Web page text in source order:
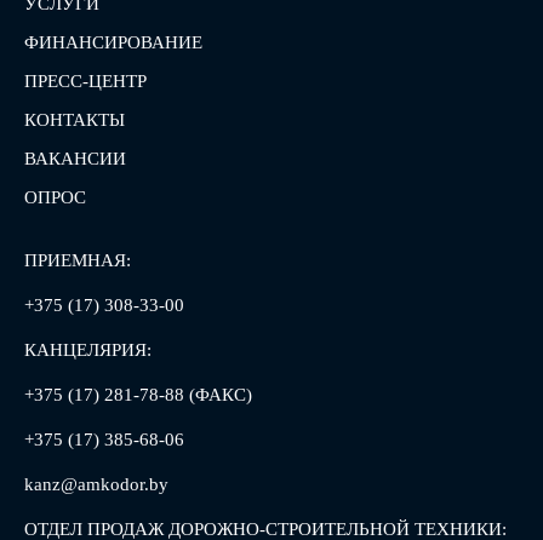
ФИНАНСИРОВАНИЕ
ПРЕСС-ЦЕНТР
КОНТАКТЫ
ВАКАНСИИ
ОПРОС
ПРИЕМНАЯ:
+375 (17) 308-33-00
КАНЦЕЛЯРИЯ:
+375 (17) 281-78-88 (ФАКС)
+375 (17) 385-68-06
kanz@amkodor.by
ОТДЕЛ ПРОДАЖ ДОРОЖНО-СТРОИТЕЛЬНОЙ ТЕХНИКИ: